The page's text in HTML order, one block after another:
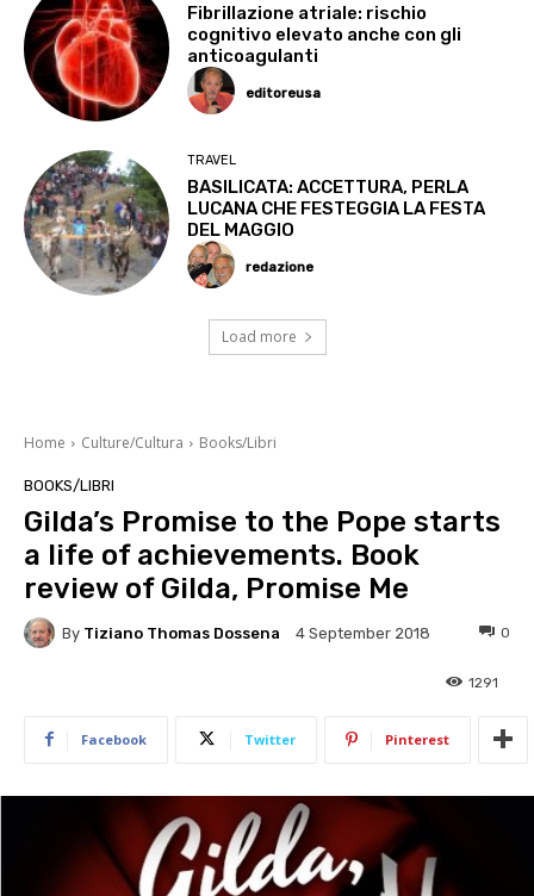
Fibrillazione atriale: rischio
cognitivo elevato anche con gli
anticoagulanti
editoreusa
TRAVEL
BASILICATA: ACCETTURA, PERLA
LUCANA CHE FESTEGGIA LA FESTA
DEL MAGGIO
redazione
Load more